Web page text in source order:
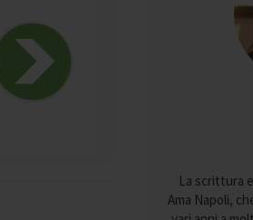
La scrittura
Ama Napoli,